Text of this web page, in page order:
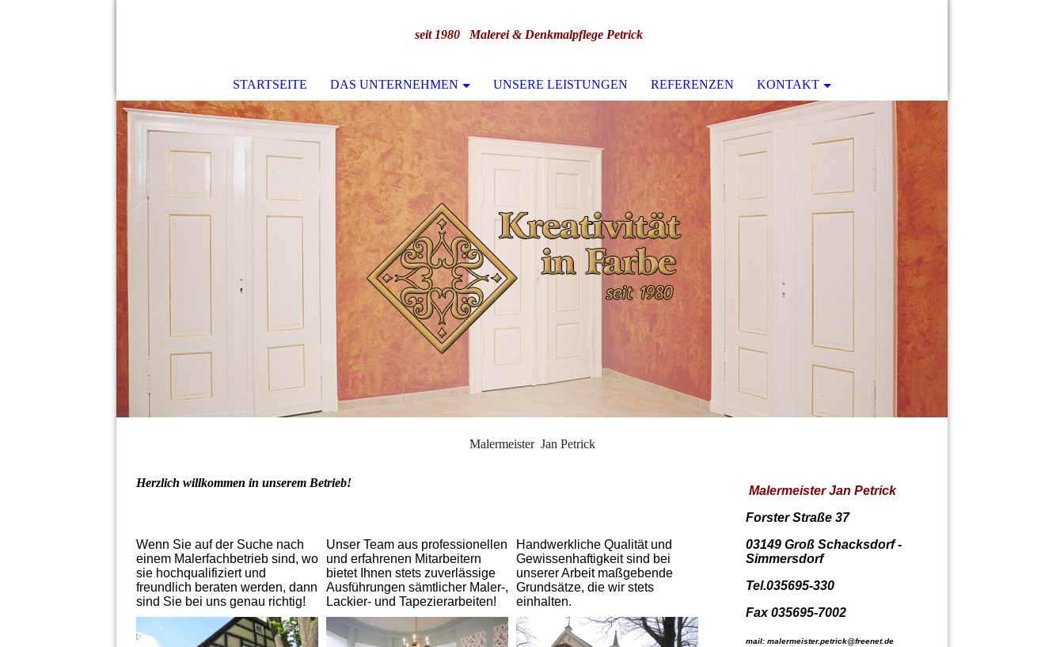
seit 1980 Malerei & Denkmalpflege Petrick
STARTSEITE DAS UNTERNEHMEN UNSERE LEISTUNGEN REFERENZEN KONTAKT
Malermeister Jan Petrick
Herzlich willkommen in unserem Betrieb!
Wenn Sie auf der Suche nach
einem Malerfachbetrieb sind, wo
sie hochqualifiziert und
freundlich beraten werden, dann
sind Sie bei uns genau richtig!
Unser Team aus professionellen
und erfahrenen Mitarbeitern
bietet Ihnen stets zuverlässige
Ausführungen sämtlicher Maler-,
Lackier- und Tapezierarbeiten!
Handwerkliche Qualität und
Gewissenhaftigkeit sind bei
unserer Arbeit maßgebende
Grundsätze, die wir stets
einhalten.
Malermeister Jan Petrick
Forster Straße 37
03149 Groß Schacksdorf -
Simmersdorf
Tel.035695-330
Fax 035695-7002
mail: malermeister.petrick@freenet.de